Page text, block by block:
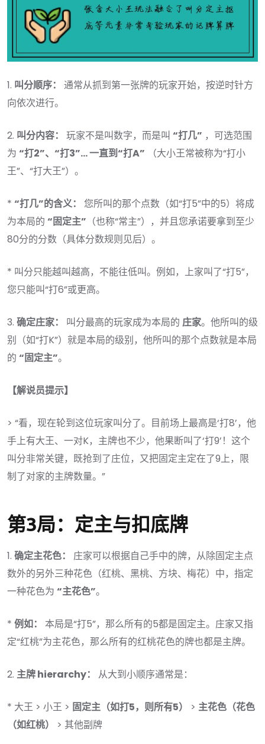
1. 叫分顺序：
通常从抓到第一张牌的玩家开始，按逆时针方
向依次进行。
2. 叫分内容： 玩家不是叫数字，而是叫 “打几” ，可选范围
为 “打2”、“打3”... 一直到“打A” （大小王常被称为“打小
王”、“打大王”）。
* “打几”的含义：
您所叫的那个点数（如“打5”中的5）将成
为本局的 “固定主” （也称“常主”），并且您承诺要拿到至少
80分的分数（具体分数规则见后）。
* 叫分只能越叫越高，不能往低叫。例如，上家叫了“打5”，
您只能叫“打6”或更高。
3. 确定庄家： 叫分最高的玩家成为本局的 庄家。他所叫的级
别（如“打K”）就是本局的级别，他所叫的那个点数就是本局
的 “固定主”。
【解说员提示】
> “看，现在轮到这位玩家叫分了。目前场上最高是‘打8’，他
手上有大王、一对K，主牌也不少，他果断叫了‘打9’！这个
叫分非常关键，既抢到了庄位，又把固定主定在了9上，限
制了对家的主牌数量。”
第3局：定主与扣底牌
1. 确定主花色：
庄家可以根据自己手中的牌，从除固定主点
数外的另外三种花色（红桃、黑桃、方块、梅花）中，指定
一种花色为 “主花色”。
* 例如：
本局是“打5”，那么所有的5都是固定主。庄家又指
定“红桃”为主花色，那么所有的红桃花色的牌也都是主牌。
2. 主牌 hierarchy： 从大到小顺序通常是：
* 大王 > 小王 > 固定主（如打5，则所有5） > 主花色（花色
（如红桃）
> 其他副牌